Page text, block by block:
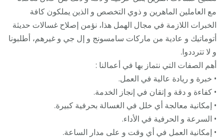
مع العاملين الماهرين و ذوي التخصص و الذين يملكون كافة
الخبرات اللازمة في مجال الهمل هذا، نؤمن إصلاح غسالات حديثة
أتوماتيك و عادية من ماركات سامسونج و إل جي و غيرهم، أطلبونا
و لا تترددوا.
أهم الصفات التي نتماز بها في أعمالنا :
• خبرة و ريادة عالية في العمل.
• كفاءة و دقة و إتقان في إنجاز الخدمة.
• إمكانية معالجة أي خلل في الغسالة بحرفية كبيرة.
• السرعة و الحرفية في الأداء.
• إمكانية العمل في أي وقت و على مدار الساعة.